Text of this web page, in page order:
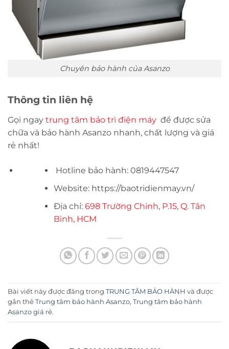
Chuyên bảo hành của Asanzo
Thông tin liên hệ
Gọi ngay trung tâm bảo trì điện máy để được sửa
chữa và bảo hành Asanzo nhanh, chất lượng và giá
rẻ nhất!
Hotline bảo hành: 0819447547
Website: https://baotridienmay.vn/
Địa chỉ: 698 Trường Chinh, P.15, Q. Tân
Bình, HCM
Bài viết này được đăng trong TRUNG TÂM BẢO HÀNH và được
gắn thẻ Trung tâm bảo hành Asanzo, Trung tâm bảo hành
Asanzo giá rẻ.